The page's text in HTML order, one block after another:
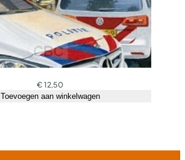
€12,50
Toevoegen aan winkelwagen